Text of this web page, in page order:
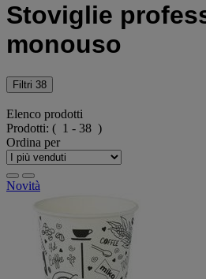
Stoviglie
monouso
Filtri 38
Elenco prodotti
Prodotti: ( 1 - 38 )
Ordina per
Novità